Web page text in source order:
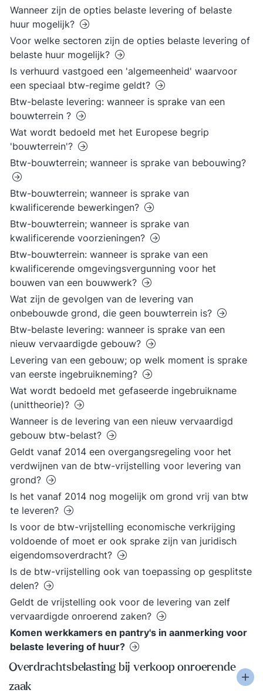
Wanneer zijn de opties belaste levering of belaste
huur mogelijk?
Voor welke sectoren zijn de opties belaste levering of
belaste huur mogelijk?
Is verhuurd vastgoed een 'algemeenheid' waarvoor
een speciaal btw-regime geldt?
Btw-belaste levering: wanneer is sprake van een
bouwterrein ?
Wat wordt bedoeld met het Europese begrip
'bouwterrein'?
Btw-bouwterrein; wanneer is sprake van bebouwing?
Btw-bouwterrein; wanneer is sprake van
kwalificerende bewerkingen?
Btw-bouwterrein; wanneer is sprake van
kwalificerende voorzieningen?
Btw-bouwterrein: wanneer is sprake van een
kwalificerende omgevingsvergunning voor het
bouwen van een bouwwerk?
Wat zijn de gevolgen van de levering van
onbebouwde grond, die geen bouwterrein is?
Btw-belaste levering: wanneer is sprake van een
nieuw vervaardigde gebouw?
Levering van een gebouw; op welk moment is sprake
van eerste ingebruikneming?
Wat wordt bedoeld met gefaseerde ingebruikname
(unittheorie)?
Wanneer is de levering van een nieuw vervaardigd
gebouw btw-belast?
Geldt vanaf 2014 een overgangsregeling voor het
verdwijnen van de btw-vrijstelling voor levering van
grond?
Is het vanaf 2014 nog mogelijk om grond vrij van btw
te leveren?
Is voor de btw-vrijstelling economische verkrijging
voldoende of moet er ook sprake zijn van juridisch
eigendomsoverdracht?
Is de btw-vrijstelling ook van toepassing op gesplitste
delen?
Geldt de vrijstelling ook voor de levering van zelf
vervaardigde onroerend zaken?
Komen werkkamers en pantry's in aanmerking voor
belaste levering of huur?
Overdrachtsbelasting bij verkoop onroerende
zaak